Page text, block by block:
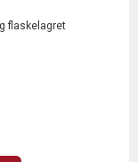
flaskelagret